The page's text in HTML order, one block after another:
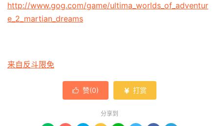
http://www.gog.com/game/ultima_worlds_of_adventur
e_2_martian_dreams
来自反斗限免
 赞(0)  打赏
分享到